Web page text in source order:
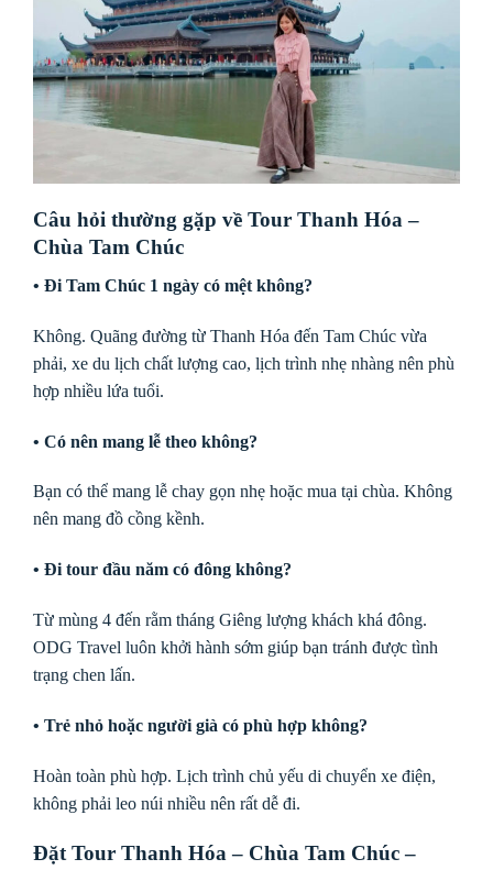
Câu hỏi thường gặp về Tour Thanh Hóa –
Chùa Tam Chúc
• Đi Tam Chúc 1 ngày có mệt không?
Không. Quãng đường từ Thanh Hóa đến Tam Chúc vừa
phải, xe du lịch chất lượng cao, lịch trình nhẹ nhàng nên phù
hợp nhiều lứa tuổi.
• Có nên mang lễ theo không?
Bạn có thể mang lễ chay gọn nhẹ hoặc mua tại chùa. Không
nên mang đồ cồng kềnh.
• Đi tour đầu năm có đông không?
Từ mùng 4 đến rằm tháng Giêng lượng khách khá đông.
ODG Travel luôn khởi hành sớm giúp bạn tránh được tình
trạng chen lấn.
• Trẻ nhỏ hoặc người già có phù hợp không?
Hoàn toàn phù hợp. Lịch trình chủ yếu di chuyển xe điện,
không phải leo núi nhiều nên rất dễ đi.
Đặt Tour Thanh Hóa – Chùa Tam Chúc –